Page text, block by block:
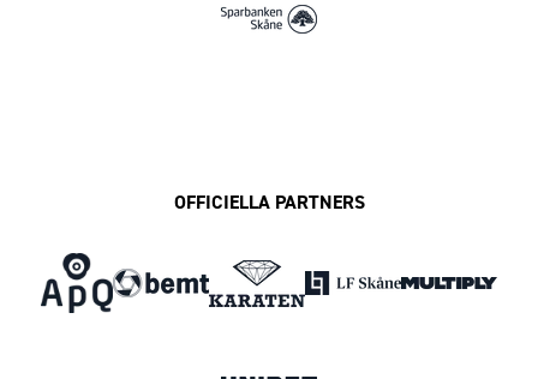
OFFICIELLA PARTNERS